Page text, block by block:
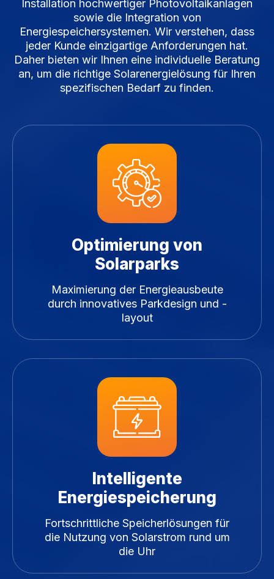
Installation hochwertiger Photovoltaikanlagen
sowie die Integration von
Energiespeichersystemen. Wir verstehen, dass
jeder Kunde einzigartige Anforderungen hat.
Daher bieten wir Ihnen eine individuelle Beratung
an, um die richtige Solarenergielösung für Ihren
spezifischen Bedarf zu finden.
Optimierung von
Solarparks
Maximierung der Energieausbeute
durch innovatives Parkdesign und -
layout
Intelligente
Energiespeicherung
Fortschrittliche Speicherlösungen für
die Nutzung von Solarstrom rund um
die Uhr